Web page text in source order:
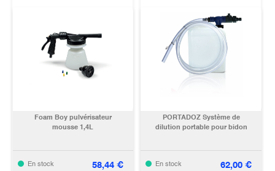
Foam Boy pulvérisateur
mousse 1,4L
En stock 58,44€
PORTADOZ Système de
dilution portable pour bidon
En stock 62,00€